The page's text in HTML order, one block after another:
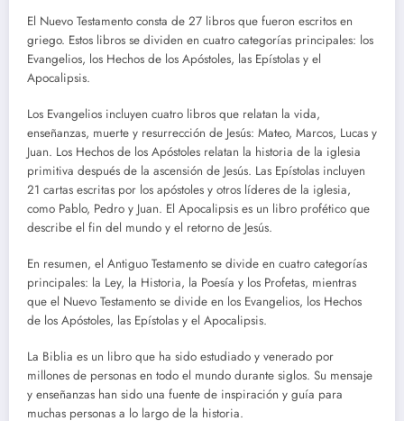
El Nuevo Testamento consta de 27 libros que fueron escritos en
griego. Estos libros se dividen en cuatro categorías principales: los
Evangelios, los Hechos de los Apóstoles, las Epístolas y el
Apocalipsis.
Los Evangelios incluyen cuatro libros que relatan la vida,
enseñanzas, muerte y resurrección de Jesús: Mateo, Marcos, Lucas y
Juan. Los Hechos de los Apóstoles relatan la historia de la iglesia
primitiva después de la ascensión de Jesús. Las Epístolas incluyen
21 cartas escritas por los apóstoles y otros líderes de la iglesia,
como Pablo, Pedro y Juan. El Apocalipsis es un libro profético que
describe el fin del mundo y el retorno de Jesús.
En resumen, el Antiguo Testamento se divide en cuatro categorías
principales: la Ley, la Historia, la Poesía y los Profetas, mientras
que el Nuevo Testamento se divide en los Evangelios, los Hechos
de los Apóstoles, las Epístolas y el Apocalipsis.
La Biblia es un libro que ha sido estudiado y venerado por
millones de personas en todo el mundo durante siglos. Su mensaje
y enseñanzas han sido una fuente de inspiración y guía para
muchas personas a lo largo de la historia.